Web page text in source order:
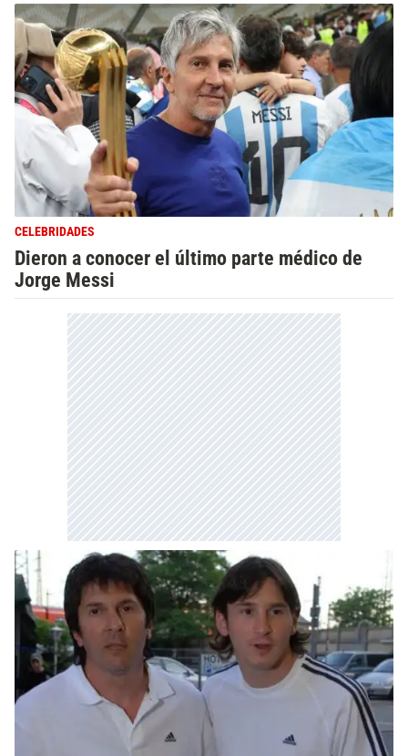
CELEBRIDADES
Dieron a conocer el último parte médico de
Jorge Messi